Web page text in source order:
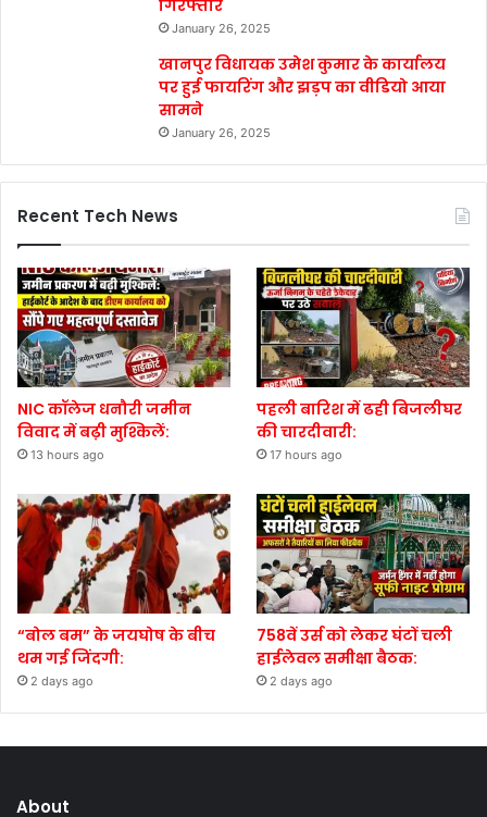
गिरफ्तार
January 26, 2025
खानपुर विधायक उमेश कुमार के कार्यालय
पर हुई फायरिंग और झड़प का वीडियो आया
सामने
January 26, 2025
Recent Tech News
NIC कॉलेज धनौरी जमीन
विवाद में बढ़ी मुश्किलें:
13 hours ago
पहली बारिश में ढही बिजलीघर
की चारदीवारी:
17 hours ago
“बोल बम” के जयघोष के बीच
थम गई जिंदगी:
2 days ago
758वें उर्स को लेकर घंटों चली
हाईलेवल समीक्षा बैठक:
2 days ago
About